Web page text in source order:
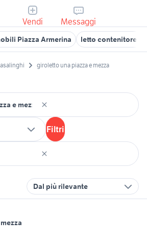
Vendi Messaggi
Piazza Armerina letto contenitore
giroletto una piazza e mezza
Filtri
Dal più rilevante